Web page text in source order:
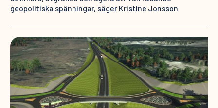
geopolitiska spänningar, säger Kristine Jonsson